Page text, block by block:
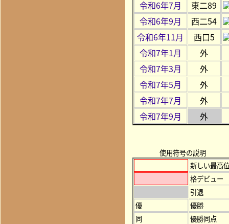
令和6年7月
東二89
令和6年9月
西二54
令和6年11月
西口5
令和7年1月
外
令和7年3月
外
令和7年5月
外
令和7年7月
外
令和7年9月
外
使用符号の説明
新しい最高
格デビュー
引退
優
優勝
同
優勝同点